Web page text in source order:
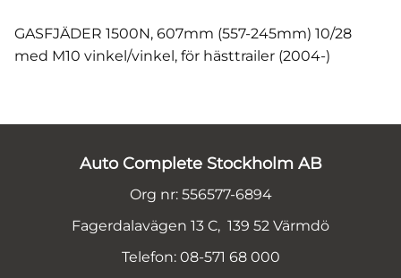
GASFJÄDER 1500N, 607mm (557-245mm) 10/28
med M10 vinkel/vinkel, för hästtrailer (2004-)
Auto Complete Stockholm AB
Org nr: 556577-6894
Fagerdalavägen 13 C, 139 52 Värmdö
Telefon: 08-571 68 000